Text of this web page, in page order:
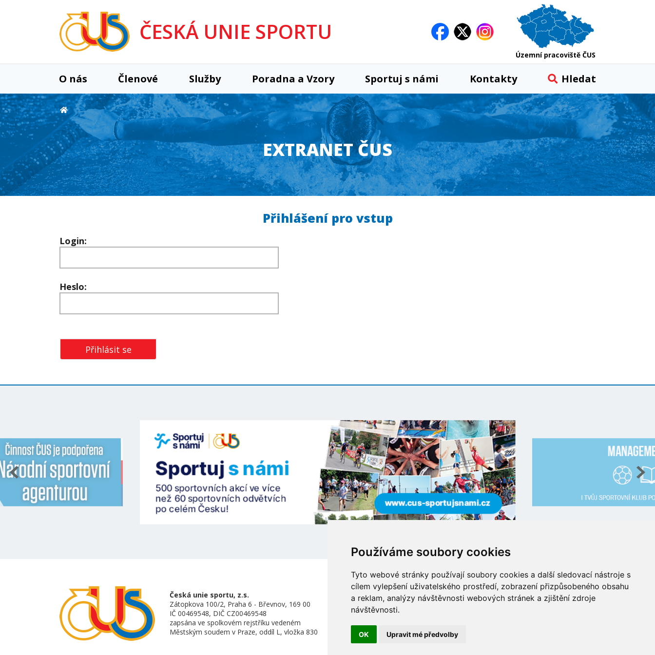
Používáme soubory cookies
Tyto webové stránky používají soubory cookies a další sledovací nástroje s
cílem vylepšení uživatelského prostředí, zobrazení přizpůsobeného obsahu
a reklam, analýzy návštěvnosti webových stránek a zjištění zdroje
návštěvnosti.
OK Upravit mé předvolby
ČESKÁ UNIE SPORTU
Územní pracoviště ČUS
O nás Členové Služby Poradna a Vzory Sportuj s námi Kontakty Hledat
EXTRANET ČUS
Přihlášení pro vstup
Login:
Heslo:
Česká unie sportu, z.s.
Zátopkova 100/2, Praha 6 - Břevnov, 169 00
IČ 00469548, DIČ CZ00469548
zapsána ve spolkovém rejstříku vedeném
Městským soudem v Praze, oddíl L, vložka 830
info@cuscz.cz